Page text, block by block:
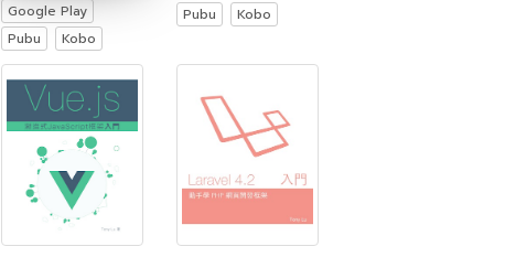
Google Play
Pubu
Kobo
Pubu
Kobo